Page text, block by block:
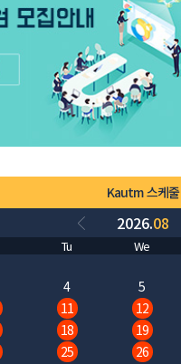
Kautm 스케줄
2026.08
Tu We
4 5
11 12
18 19
25 26